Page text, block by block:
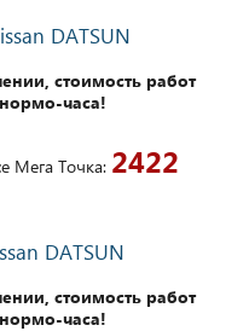
DATSUN
стоимость работ
часа!
Мега Точка: 2422
DATSUN
стоимость работ
часа!